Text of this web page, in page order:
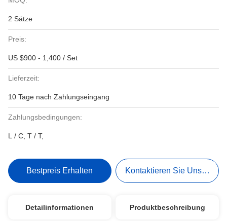
2 Sätze
Preis:
US $900 - 1,400 / Set
Lieferzeit:
10 Tage nach Zahlungseingang
Zahlungsbedingungen:
L / C, T / T,
Bestpreis Erhalten Kontaktieren Sie Uns Jetzt
Detailinformationen Produktbeschreibung